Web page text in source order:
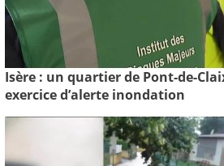
Isère : un quartier de Pont-de-
exercice d’alerte inondation